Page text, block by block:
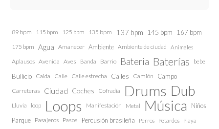
89 bpm 115 bpm 125 bpm 135 bpm 137 bpm 145 bpm 167 bpm
175 bpm Agua Amanecer Ambiente Ambiente de ciudad Animales
Aplausos Avenida Aves Banda Barrio Bateria Baterías bebe
Bullicio Caida Calle Calle estrecha Calles Camión Campo
Carreteras Ciudad Coches Cofradía Drums Dub
Lluvia loop Loops Manifestación Metal Música
Niños
Parque Pasajeros Pasos Percusión brasileña Perros Petardos Playa